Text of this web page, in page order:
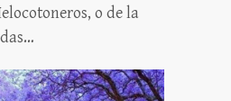
o de la